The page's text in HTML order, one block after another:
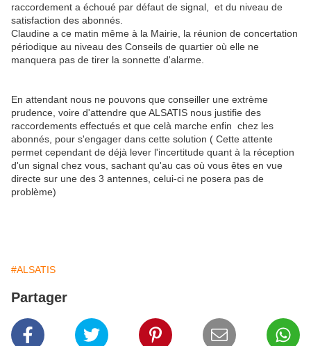
raccordement a échoué par défaut de signal,
et du niveau de
satisfaction des abonnés.
Claudine a ce matin même à la Mairie, la réunion de concertation
périodique au niveau des Conseils de quartier où elle ne
manquera pas de tirer la sonnette d'alarme.
En attendant nous ne pouvons que conseiller une extrème
prudence, voire d'attendre que ALSATIS nous justifie des
raccordements effectués et que celà marche enfin chez les
abonnés, pour s'engager dans cette solution ( Cette attente
permet cependant de déjà lever l'incertitude quant à la réception
d'un signal chez vous, sachant qu'au cas où vous êtes en vue
directe sur une des 3 antennes, celui-ci ne posera pas de
problème)
#ALSATIS
Partager